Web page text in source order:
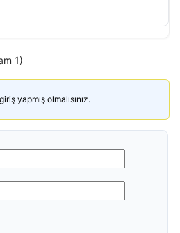
1)
yapmış olmalısınız.